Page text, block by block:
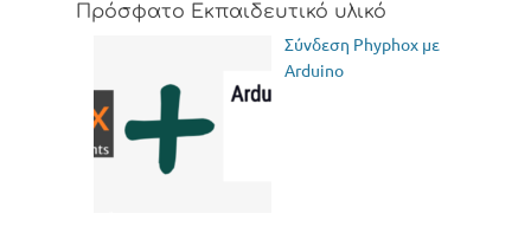
Πρόσφατο Εκπαιδευτικό υλικό
Σύνδεση Phyphox με
Arduino